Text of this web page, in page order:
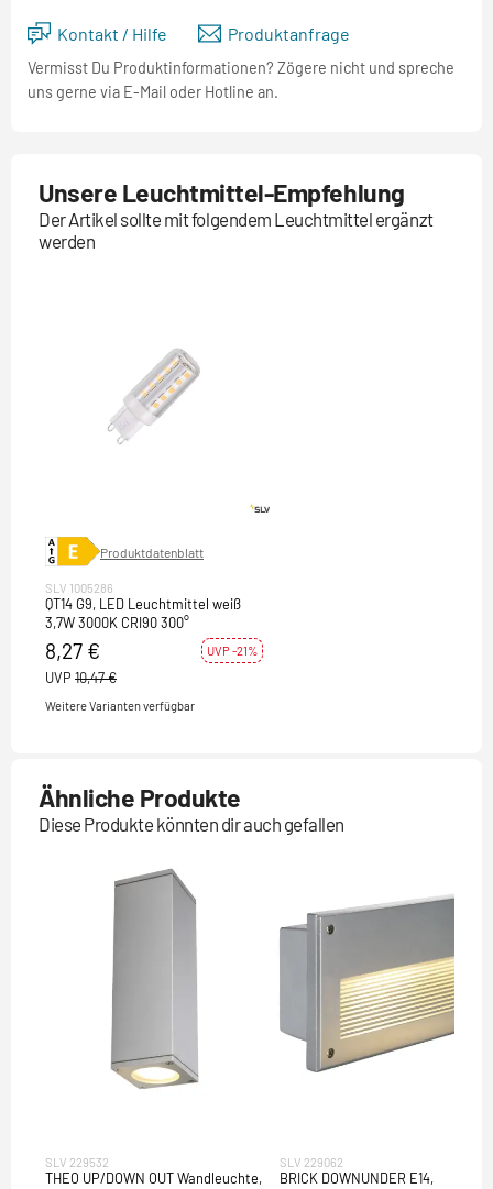
Kontakt / Hilfe Produktanfrage
Vermisst Du Produktinformationen? Zögere nicht und spreche
uns gerne via E-Mail oder Hotline an.
Unsere Leuchtmittel-Empfehlung
Der Artikel sollte mit folgendem Leuchtmittel ergänzt
werden
Produktdatenblatt
SLV 1005286
QT14 G9, LED Leuchtmittel weiß
3,7W 3000K CRI90 300°
8,27 € UVP -21%
UVP 10,47 €
Weitere Varianten verfügbar
Ähnliche Produkte
Diese Produkte könnten dir auch gefallen
SLV 229532
THEO UP/DOWN OUT Wandleuchte,
SLV 229062
BRICK DOWNUNDER E14,